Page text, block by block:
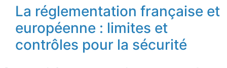
La réglementation française et
européenne : limites et
contrôles pour la sécurité